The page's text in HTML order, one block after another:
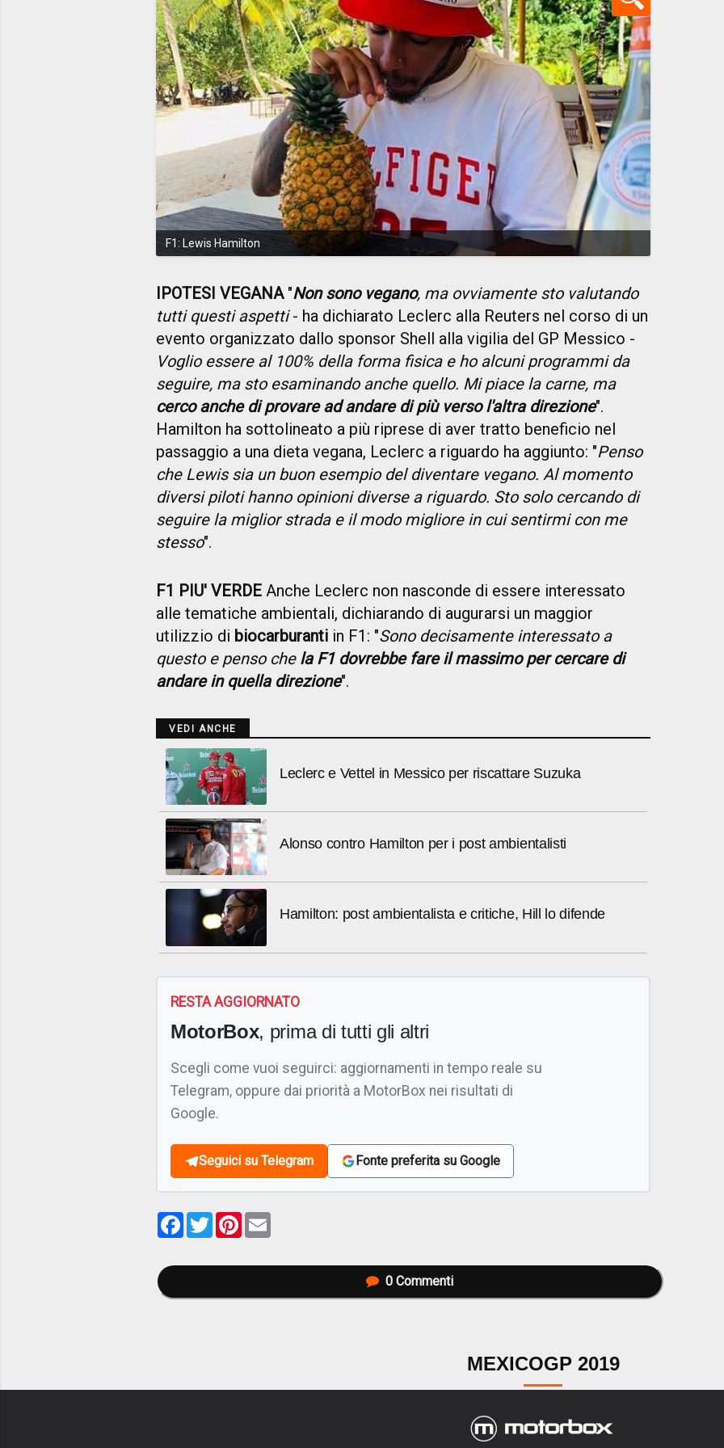
F1: Lewis Hamilton
IPOTESI VEGANA"Non sono vegano, ma ovviamente sto valutando
tutti questi aspetti- ha dichiarato Leclerc alla Reuters nel corso di un
evento organizzato dallo sponsor Shell alla vigilia del GP Messico -
Voglio essere al 100% della forma fisica e ho alcuni programmi da
seguire, ma sto esaminando anche quello. Mi piace la carne, ma
cerco anche di provare ad andare di più verso l'altra direzione".
Hamilton ha sottolineato a più riprese di aver tratto beneficio nel
passaggio a una dieta vegana, Leclerc a riguardo ha aggiunto: "Penso
che Lewis sia un buon esempio del diventare vegano. Al momento
diversi piloti hanno opinioni diverse a riguardo. Sto solo cercando di
seguire la miglior strada e il modo migliore in cui sentirmi con me
stesso".
F1 PIU' VERDE Anche Leclerc non nasconde di essere interessato
alle tematiche ambientali, dichiarando di augurarsi un maggior
utilizzio di biocarburanti in F1: "Sono decisamente interessato a
questo e penso che la F1 dovrebbe fare il massimo per cercare di
andare in quella direzione".
VEDI ANCHE
Leclerc e Vettel in Messico per riscattare Suzuka
Alonso contro Hamilton per i post ambientalisti
Hamilton: post ambientalista e critiche, Hill lo difende
RESTA AGGIORNATO
MotorBox, prima di tutti gli altri
Scegli come vuoi seguirci: aggiornamenti in tempo reale su
Telegram, oppure dai priorità a MotorBox nei risultati di
Google.
Seguici su Telegram Fonte preferita su Google
Facebook
TwitterPinterest
0 Commenti
MEXICOGP 2019